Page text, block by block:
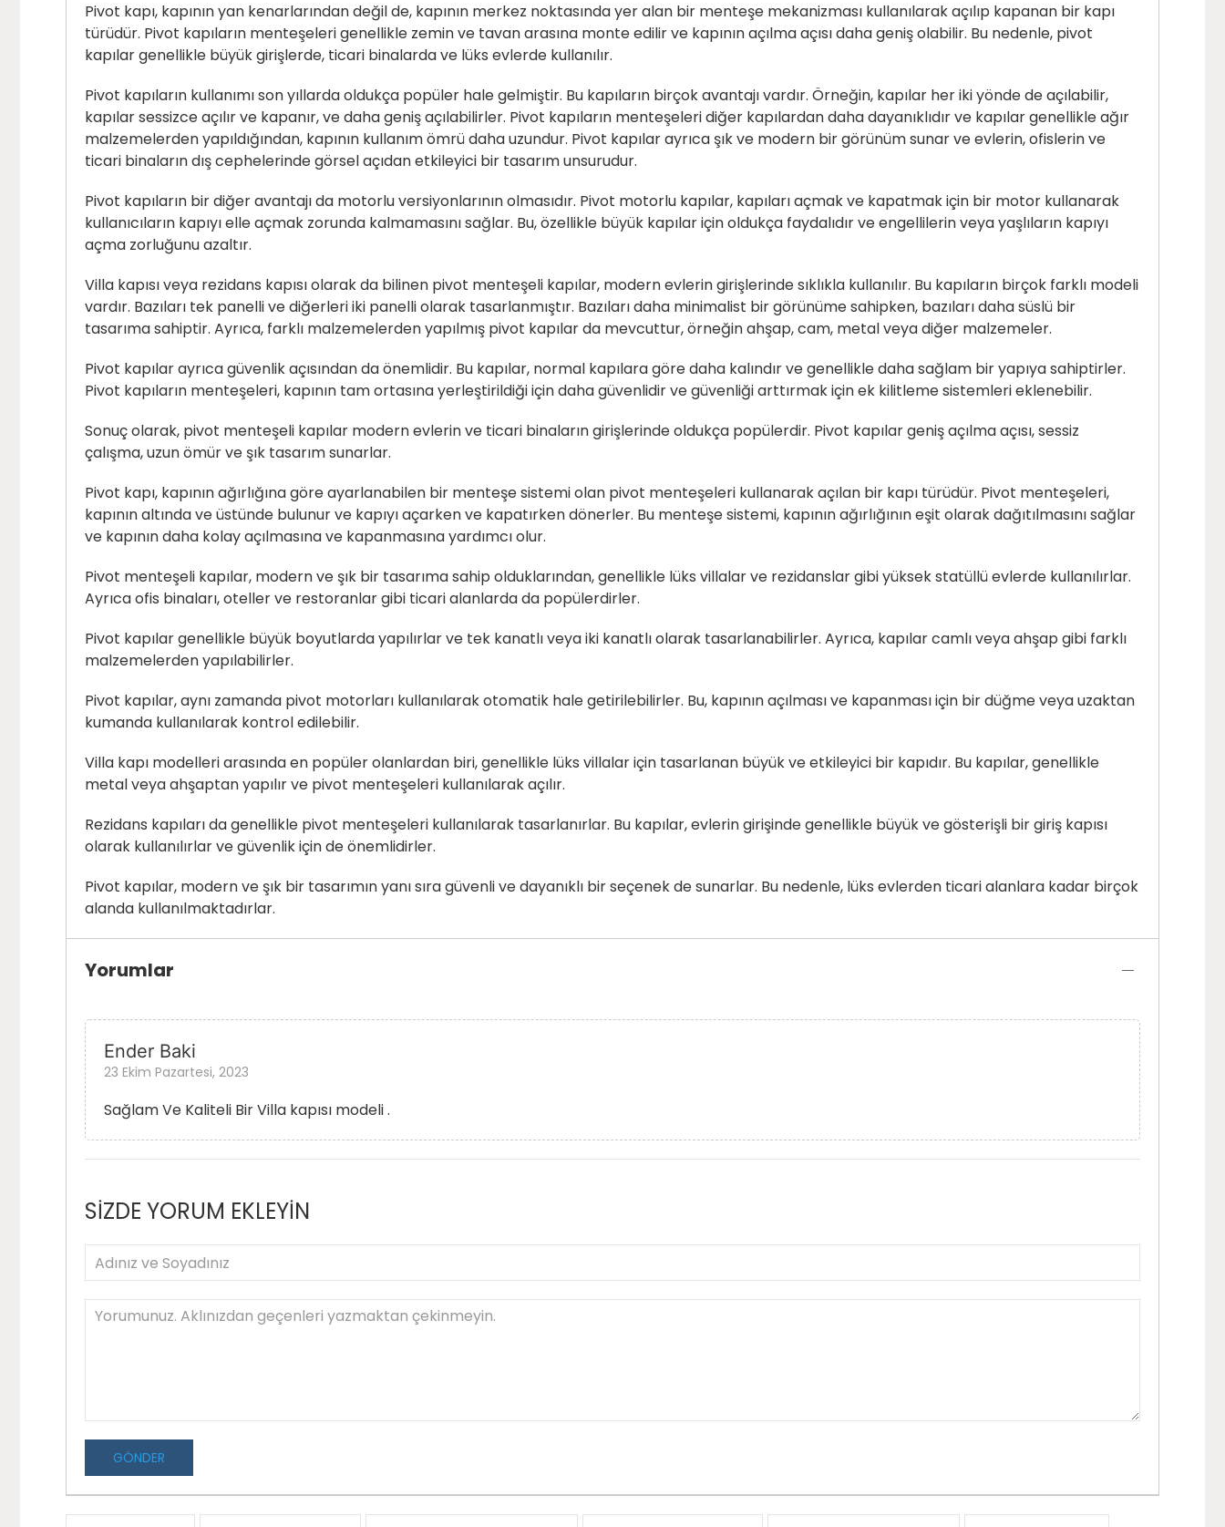
Pivot kapı, kapının yan kenarlarından değil de, kapının merkez noktasında yer alan bir menteşe mekanizması kullanılarak açılıp kapanan bir kapı
türüdür. Pivot kapıların menteşeleri genellikle zemin ve tavan arasına monte edilir ve kapının açılma açısı daha geniş olabilir. Bu nedenle, pivot
kapılar genellikle büyük girişlerde, ticari binalarda ve lüks evlerde kullanılır.
Pivot kapıların kullanımı son yıllarda oldukça popüler hale gelmiştir. Bu kapıların birçok avantajı vardır. Örneğin, kapılar her iki yönde de açılabilir,
kapılar sessizce açılır ve kapanır, ve daha geniş açılabilirler. Pivot kapıların menteşeleri diğer kapılardan daha dayanıklıdır ve kapılar genellikle ağır
malzemelerden yapıldığından, kapının kullanım ömrü daha uzundur. Pivot kapılar ayrıca şık ve modern bir görünüm sunar ve evlerin, ofislerin ve
ticari binaların dış cephelerinde görsel açıdan etkileyici bir tasarım unsurudur.
Pivot kapıların bir diğer avantajı da motorlu versiyonlarının olmasıdır. Pivot motorlu kapılar, kapıları açmak ve kapatmak için bir motor kullanarak
kullanıcıların kapıyı elle açmak zorunda kalmamasını sağlar. Bu, özellikle büyük kapılar için oldukça faydalıdır ve engellilerin veya yaşlıların kapıyı
açma zorluğunu azaltır.
Villa kapısı veya rezidans kapısı olarak da bilinen pivot menteşeli kapılar, modern evlerin girişlerinde sıklıkla kullanılır. Bu kapıların birçok farklı modeli
vardır. Bazıları tek panelli ve diğerleri iki panelli olarak tasarlanmıştır. Bazıları daha minimalist bir görünüme sahipken, bazıları daha süslü bir
tasarıma sahiptir. Ayrıca, farklı malzemelerden yapılmış pivot kapılar da mevcuttur, örneğin ahşap, cam, metal veya diğer malzemeler.
Pivot kapılar ayrıca güvenlik açısından da önemlidir. Bu kapılar, normal kapılara göre daha kalındır ve genellikle daha sağlam bir yapıya sahiptirler.
Pivot kapıların menteşeleri, kapının tam ortasına yerleştirildiği için daha güvenlidir ve güvenliği arttırmak için ek kilitleme sistemleri eklenebilir.
Sonuç olarak, pivot menteşeli kapılar modern evlerin ve ticari binaların girişlerinde oldukça popülerdir. Pivot kapılar geniş açılma açısı, sessiz
çalışma, uzun ömür ve şık tasarım sunarlar.
Pivot kapı, kapının ağırlığına göre ayarlanabilen bir menteşe sistemi olan pivot menteşeleri kullanarak açılan bir kapı türüdür. Pivot menteşeleri,
kapının altında ve üstünde bulunur ve kapıyı açarken ve kapatırken dönerler. Bu menteşe sistemi, kapının ağırlığının eşit olarak dağıtılmasını sağlar
ve kapının daha kolay açılmasına ve kapanmasına yardımcı olur.
Pivot menteşeli kapılar, modern ve şık bir tasarıma sahip olduklarından, genellikle lüks villalar ve rezidanslar gibi yüksek statüllü evlerde kullanılırlar.
Ayrıca ofis binaları, oteller ve restoranlar gibi ticari alanlarda da popülerdirler.
Pivot kapılar genellikle büyük boyutlarda yapılırlar ve tek kanatlı veya iki kanatlı olarak tasarlanabilirler. Ayrıca, kapılar camlı veya ahşap gibi farklı
malzemelerden yapılabilirler.
Pivot kapılar, aynı zamanda pivot motorları kullanılarak otomatik hale getirilebilirler. Bu, kapının açılması ve kapanması için bir düğme veya uzaktan
kumanda kullanılarak kontrol edilebilir.
Villa kapı modelleri arasında en popüler olanlardan biri, genellikle lüks villalar için tasarlanan büyük ve etkileyici bir kapıdır. Bu kapılar, genellikle
metal veya ahşaptan yapılır ve pivot menteşeleri kullanılarak açılır.
Rezidans kapıları da genellikle pivot menteşeleri kullanılarak tasarlanırlar. Bu kapılar, evlerin girişinde genellikle büyük ve gösterişli bir giriş kapısı
olarak kullanılırlar ve güvenlik için de önemlidirler.
Pivot kapılar, modern ve şık bir tasarımın yanı sıra güvenli ve dayanıklı bir seçenek de sunarlar. Bu nedenle, lüks evlerden ticari alanlara kadar birçok
alanda kullanılmaktadırlar.
Yorumlar
Ender Baki
23 Ekim Pazartesi, 2023
Sağlam Ve Kaliteli Bir Villa kapısı modeli .
SİZDE YORUM EKLEYİN
GÖNDER